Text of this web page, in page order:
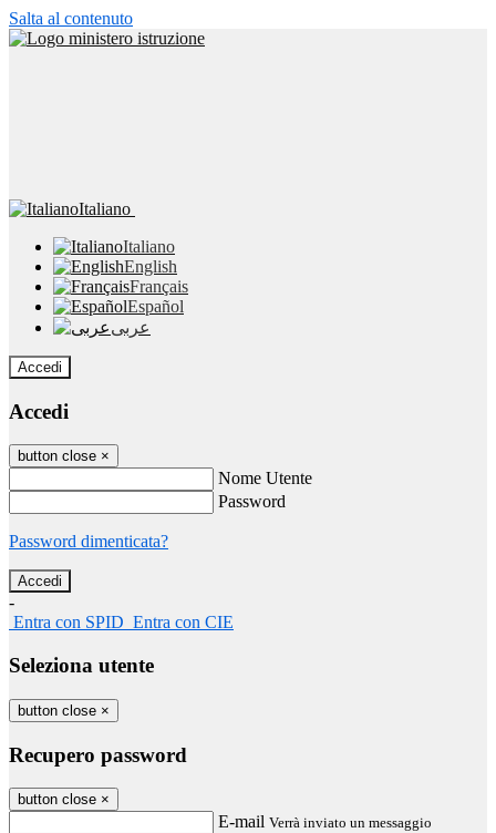
Salta al contenuto
Italiano
Italiano
English
Français
Español
عربى
Accedi
Accedi
button close ×
Nome Utente
Password
Password dimenticata?
-
Entra con SPID Entra con CIE
Seleziona utente
button close ×
Recupero password
button close ×
E-mail Verrà inviato un messaggio